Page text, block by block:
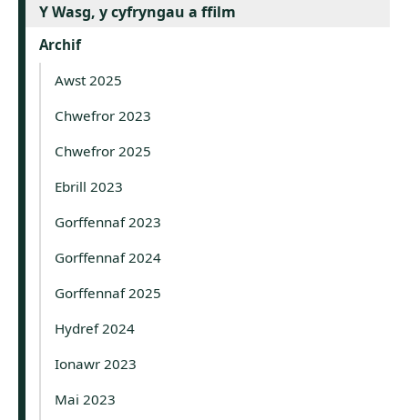
Y Wasg, y cyfryngau a ffilm
Archif
Awst 2025
Chwefror 2023
Chwefror 2025
Ebrill 2023
Gorffennaf 2023
Gorffennaf 2024
Gorffennaf 2025
Hydref 2024
Ionawr 2023
Mai 2023